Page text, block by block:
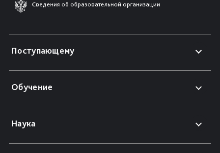
Сведения об образовательной организации
Поступающему
Обучение
Наука